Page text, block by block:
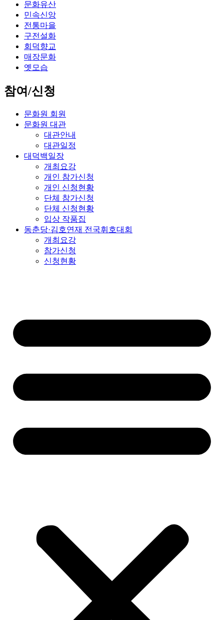
문화유산
민속신앙
전통마을
구전설화
회덕향교
매장문화
옛모습
참여/신청
문화원 회원
문화원 대관
대관안내
대관일정
대덕백일장
개최요강
개인 참가신청
개인 신청현황
단체 참가신청
단체 신청현황
입상 작품집
동춘당·김호연재 전국휘호대회
개최요강
참가신청
신청현황